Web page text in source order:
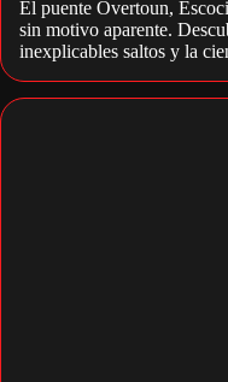
El puente Overtoun,
sin motivo aparente.
inexplicables saltos y la